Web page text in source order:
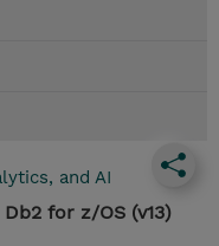
and AI
for z/OS (v13)